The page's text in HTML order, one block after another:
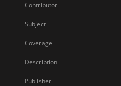
Contributor
Subject
Coverage
Description
Publisher